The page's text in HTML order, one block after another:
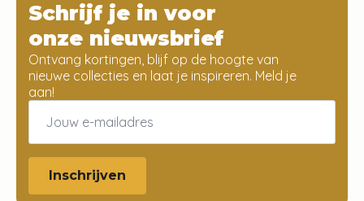
Schrijf je in voor
onze nieuwsbrief
Ontvang kortingen, blijf op de hoogte van
nieuwe collecties en laat je inspireren. Meld je
aan!
Email
Inschrijven